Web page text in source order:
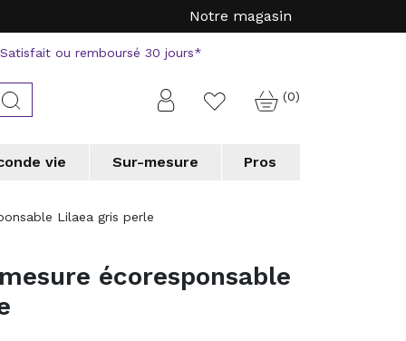
Notre magasin
Satisfait ou remboursé 30 jours*
Connexion
Favorite (0)
Tapis forme originale
chic collection
Vorwerk
Tapis forme originale
chic collection
Vorwerk
vie Sur-mesure Pros
Lilaea gris perle
écoresponsable